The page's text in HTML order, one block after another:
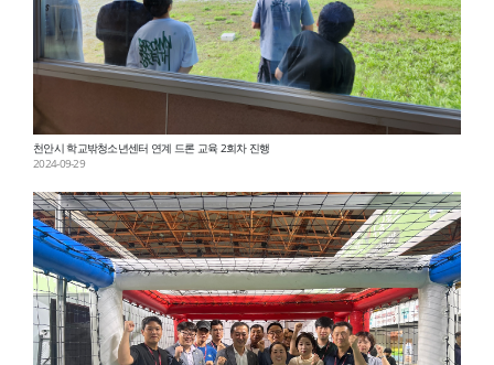
천안시 학교밖청소년센터 연계 드론 교육 2회차 진행
2024-09-29